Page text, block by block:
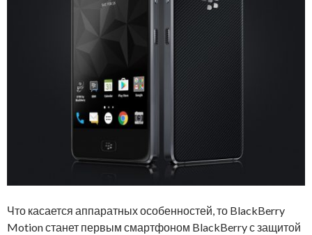
Что касается аппаратных особенностей, то BlackBerry
Motion станет первым смартфоном BlackBerry с защитой